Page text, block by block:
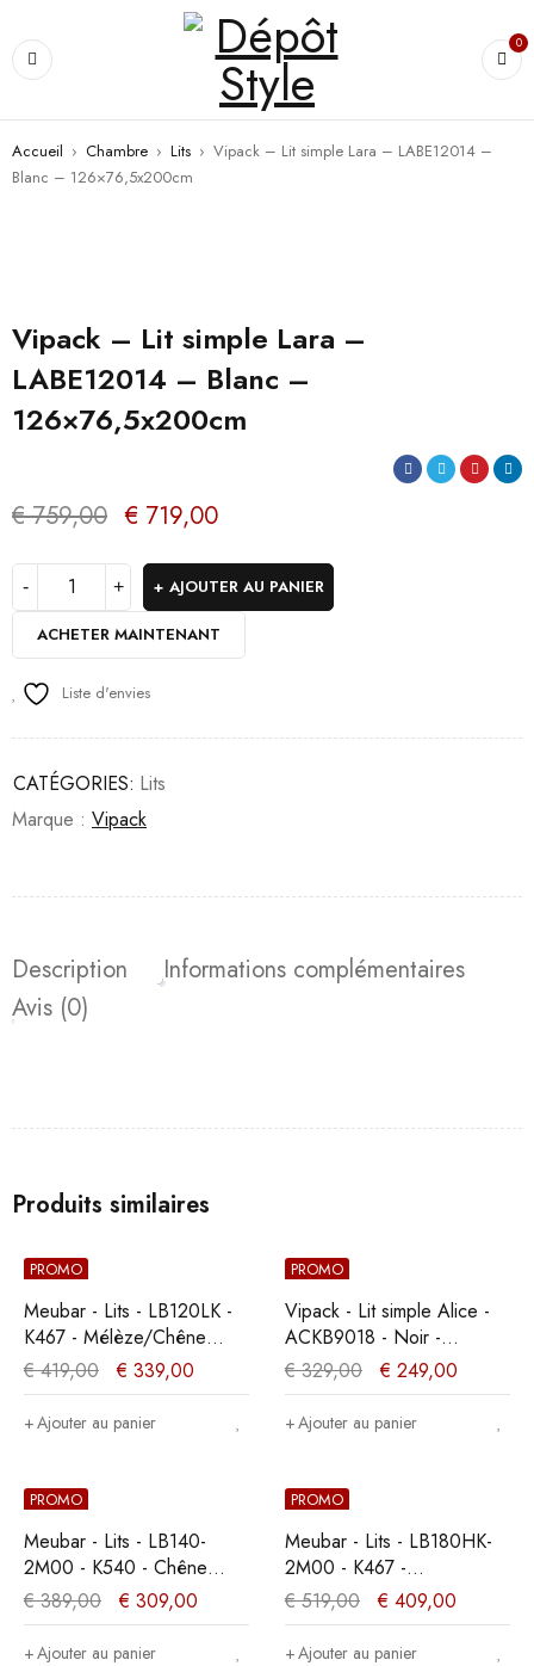
0
Accueil › Chambre › Lits › Vipack – Lit simple Lara – LABE12014 –
Blanc – 126×76,5x200cm
Vipack – Lit simple Lara –
LABE12014 – Blanc –
126×76,5x200cm
€759,00 € 719,00
AJOUTER AU PANIER
ACHETER MAINTENANT
Liste d'envies
CATÉGORIES: Lits
Marque : Vipack
Description
Informations complémentaires
Avis (0)
Produits similaires
PROMO
Meubar - Lits - LB120LK -
K467 - Mélèze/Chêne
cristal marron clair -
120x89x200cm
€419,00 € 339,00
Ajouter au panier
PROMO
Vipack - Lit simple Alice -
ACKB9018 - Noir -
95,5x90,5x207,5cm
€329,00 € 249,00
Ajouter au panier
PROMO
Meubar - Lits - LB140-
2M00 - K540 - Chêne
millénaire clair -
140x89x200cm
€389,00 € 309,00
Ajouter au panier
PROMO
Meubar - Lits - LB180HK-
2M00 - K467 -
Mélèze/Chêne cristal
marron clair -
180x104x200cm
€519,00 € 409,00
Ajouter au panier